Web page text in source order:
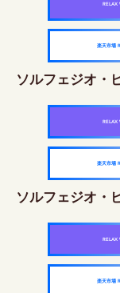
RELAX
楽天市場
ソルフェジオ
RELAX
楽天市場
ソルフェジオ
RELAX
楽天市場